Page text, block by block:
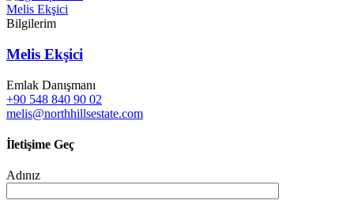
Melis Ekşici
Bilgilerim
Melis Ekşici
Emlak Danışmanı
+90 548 840 90 02
melis@northhillsestate.com
İletişime Geç
Adınız